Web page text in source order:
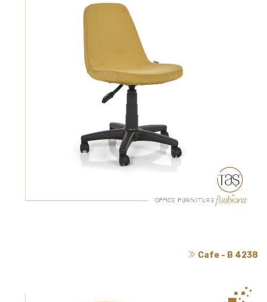
Cafe - B 4238